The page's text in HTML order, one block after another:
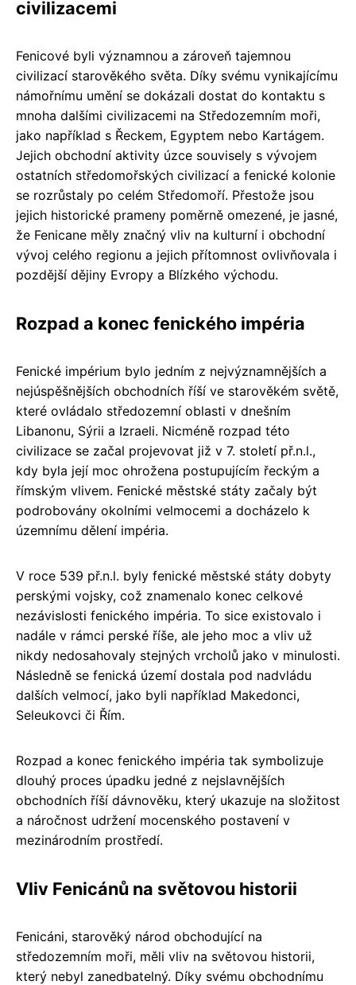
civilizacemi
Fenicové byli významnou a zároveň tajemnou
civilizací starověkého světa. Díky svému vynikajícímu
námořnímu umění se dokázali dostat do kontaktu s
mnoha dalšími civilizacemi na Středozemním moři,
jako například s Řeckem, Egyptem nebo Kartágem.
Jejich obchodní aktivity úzce souvisely s vývojem
ostatních středomořských civilizací a fenické kolonie
se rozrůstaly po celém Středomoří. Přestože jsou
jejich historické prameny poměrně omezené, je jasné,
že Fenicane měly značný vliv na kulturní i obchodní
vývoj celého regionu a jejich přítomnost ovlivňovala i
pozdější dějiny Evropy a Blízkého východu.
Rozpad a konec fenického impéria
Fenické impérium bylo jedním z nejvýznamnějších a
nejúspěšnějších obchodních říší ve starověkém světě,
které ovládalo středozemní oblasti v dnešním
Libanonu, Sýrii a Izraeli. Nicméně rozpad této
civilizace se začal projevovat již v 7. století př.n.l.,
kdy byla její moc ohrožena postupujícím řeckým a
římským vlivem. Fenické městské státy začaly být
podrobovány okolními velmocemi a docházelo k
územnímu dělení impéria.
V roce 539 př.n.l. byly fenické městské státy dobyty
perskými vojsky, což znamenalo konec celkové
nezávislosti fenického impéria. To sice existovalo i
nadále v rámci perské říše, ale jeho moc a vliv už
nikdy nedosahovaly stejných vrcholů jako v minulosti.
Následně se fenická území dostala pod nadvládu
dalších velmocí, jako byli například Makedonci,
Seleukovci či Řím.
Rozpad a konec fenického impéria tak symbolizuje
dlouhý proces úpadku jedné z nejslavnějších
obchodních říší dávnověku, který ukazuje na složitost
a náročnost udržení mocenského postavení v
mezinárodním prostředí.
Vliv Fenicánů na světovou historii
Fenicáni, starověký národ obchodující na
středozemním moři, měli vliv na světovou historii,
který nebyl zanedbatelný. Díky svému obchodnímu